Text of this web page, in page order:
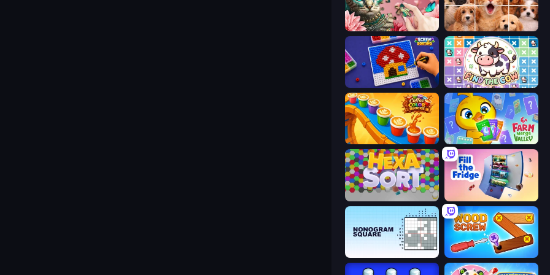
Favorite Puzzles Jigpic Solitaire
Screw Sorting Find The Cow
Coffee Color Blocks Farm Merge Valley
Fill The Fridge
Wood Screw: Bolts Puzzle